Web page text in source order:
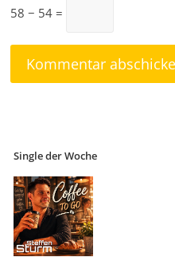
58 − 54 =
Single der Woche